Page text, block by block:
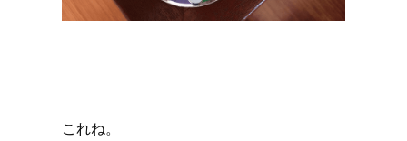
これね。